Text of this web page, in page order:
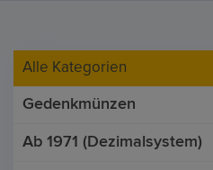
Alle Kategorien
Gedenkmünzen
Ab 1971 (Dezimalsystem)